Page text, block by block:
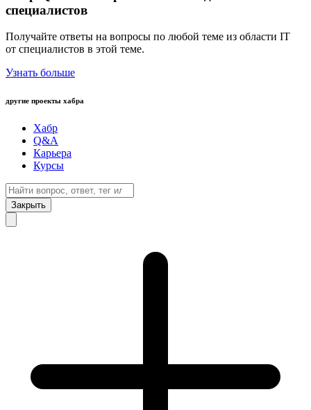
специалистов
Получайте ответы на вопросы по любой теме из области IT
от специалистов в этой теме.
Узнать больше
другие проекты хабра
Хабр
Q&A
Карьера
Курсы
Закрыть